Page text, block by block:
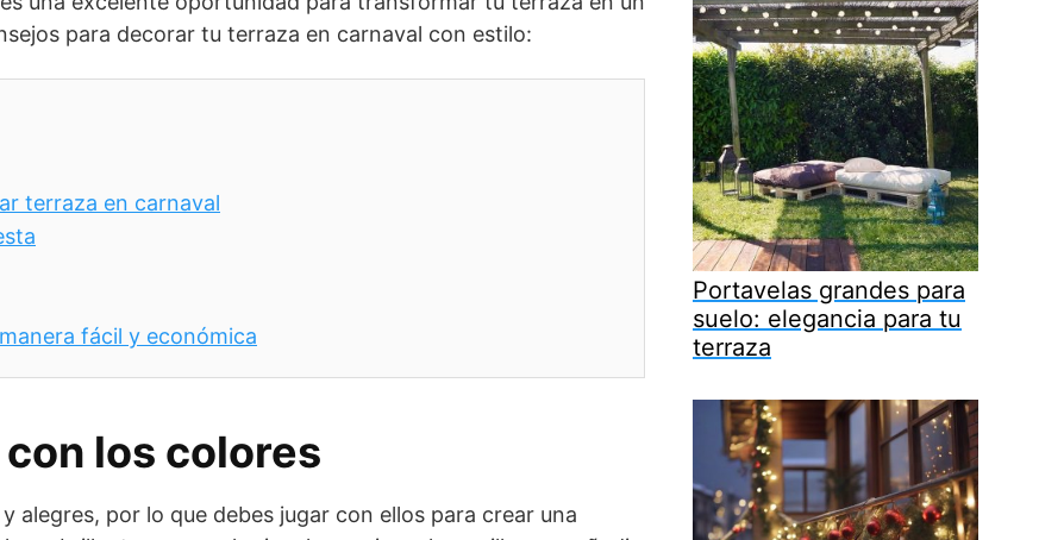
para decorar tu terraza en carnaval con estilo:
terraza en carnaval
fácil y económica
con los colores
alegres, por lo que debes jugar con ellos para crear una
Portavelas grandes para
suelo: elegancia para tu
terraza